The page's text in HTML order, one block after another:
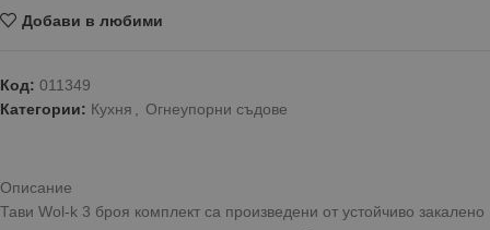
Добави в любими
Код: 011349
Категории: Кухня , Огнеупорни съдове
Описание
Тави Wol-k 3 броя комплект са произведени от устойчиво закалено